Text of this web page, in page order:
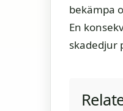
bekämpa
En
skadedjur